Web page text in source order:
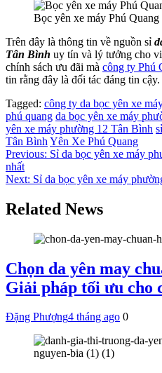
Bọc yên xe máy Phú
Trên đây là thông tin về nguồn sỉ
Tân Bình uy tín và lý tưởng cho
chính sách ưu đãi mà công ty Phú
tin rằng đây là đối tác đáng tin cậy.
Tagged: công ty da bọc yên xe
phú quang da bọc yên xe máy
yên xe máy phường 12 Tân Bình
Tân Bình Yên Xe Phú Quang
Điều
hướng
viết
Previous: Sỉ da bọc yên xe máy
nhất
Next: Sỉ da bọc yên xe máy
Related News
Chọn da yên may
Giải pháp tối ưu cho
Đặng Phượng4 tháng ago 0